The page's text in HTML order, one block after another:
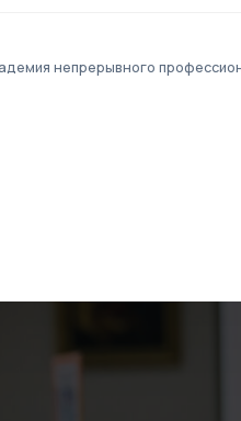
непрерывного